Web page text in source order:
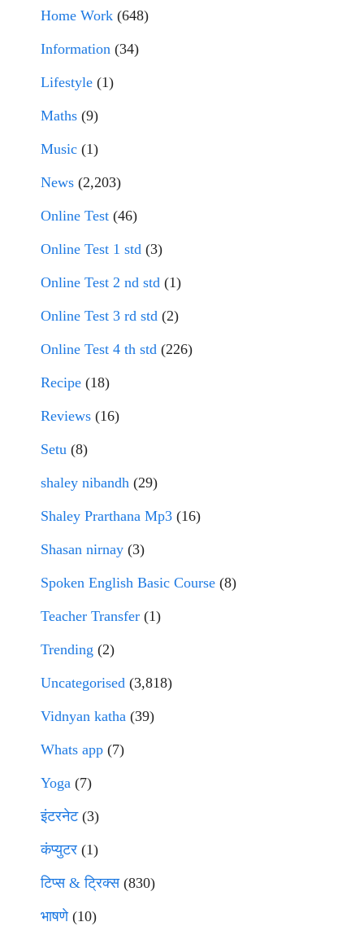
Home Work (648)
Information (34)
Lifestyle (1)
Maths (9)
Music (1)
News (2,203)
Online Test (46)
Online Test 1 std (3)
Online Test 2 nd std (1)
Online Test 3 rd std (2)
Online Test 4 th std (226)
Recipe (18)
Reviews (16)
Setu (8)
shaley nibandh (29)
Shaley Prarthana Mp3 (16)
Shasan nirnay (3)
Spoken English Basic Course (8)
Teacher Transfer (1)
Trending (2)
Uncategorised (3,818)
Vidnyan katha (39)
Whats app (7)
Yoga (7)
इंटरनेट(3)
कंप्युटर (1)
टिप्स & ट्रिक्स(830)
भाषणे(10)